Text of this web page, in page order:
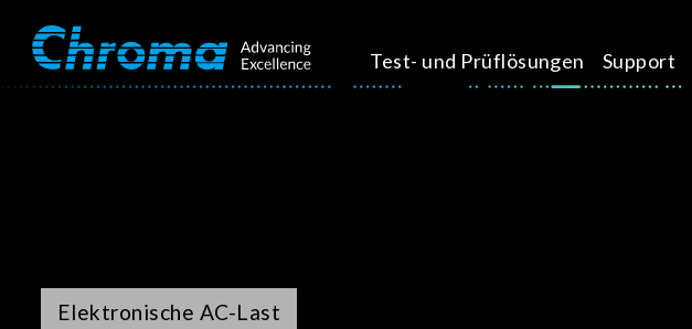
Test- und Prüflösungen Support
Elektronische AC-Last